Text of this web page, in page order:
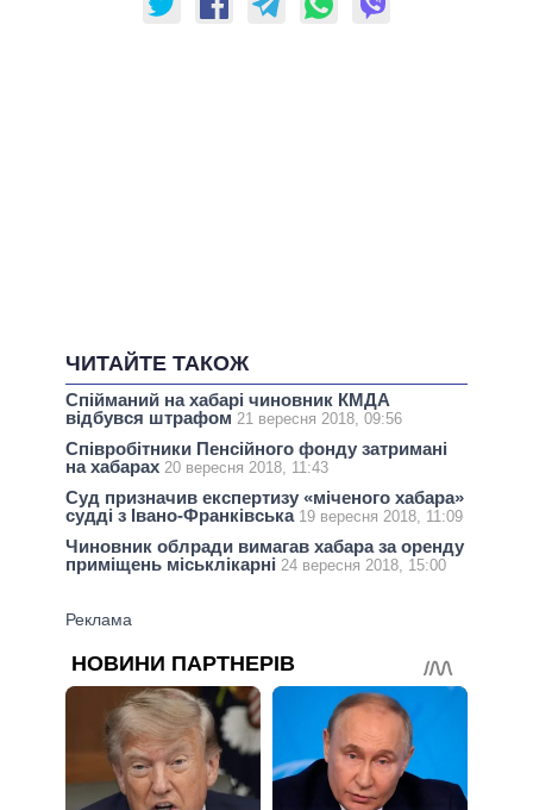
ЧИТАЙТЕ ТАКОЖ
Спійманий на хабарі чиновник КМДА
відбувся штрафом 21 вересня 2018, 09:56
Співробітники Пенсійного фонду затримані
на хабарах 20 вересня 2018, 11:43
Суд призначив експертизу «міченого хабара»
судді з Івано-Франківська 19 вересня 2018, 11:09
Чиновник облради вимагав хабара за оренду
приміщень міськлікарні 24 вересня 2018, 15:00